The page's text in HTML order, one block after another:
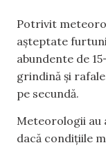
Potrivit
așteptate
abundente de
grindină și
pe secundă.
Meteorologii au
dacă condițiile